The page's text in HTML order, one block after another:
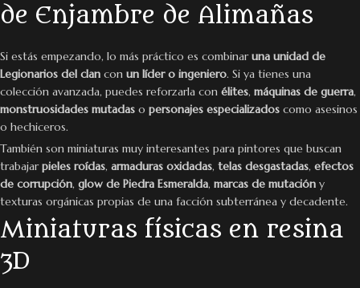
de Enjambre de Alimañas
Si estás empezando, lo más práctico es combinaruna unidad de
Legionarios del clan con un líder o ingeniero. Si ya tienes una
colección avanzada, puedes reforzarla con élites, máquinas de guerra,
monstruosidades mutadas o personajes especializados como asesinos
o hechiceros.
También son miniaturas muy interesantes para pintores que buscan
trabajarpieles roídas, armaduras oxidadas, telas desgastadas, efectos
de corrupción, glow de Piedra Esmeralda, marcas de mutación y
texturas orgánicas propias de una facción subterránea y decadente.
Miniaturas físicas en resina
3D